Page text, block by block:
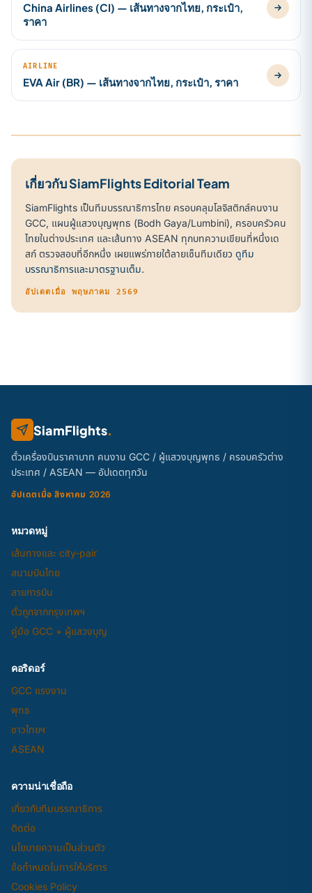
China Airlines (CI) — เส้นทางจากไทย, กระเป๋า,
ราคา
AIRLINE
EVA Air (BR) — เส้นทางจากไทย, กระเป๋า, ราคา
เกี่ยวกับ SiamFlights Editorial Team
SiamFlights เป็นทีมบรรณาธิการไทย ครอบคลุมโลจิสติกส์คนงาน
GCC, แผนผู้แสวงบุญพุทธ (Bodh Gaya/Lumbini), ครอบครัวคน
ไทยในต่างประเทศ และเส้นทาง ASEAN ทุกบทความเขียนที่หนึ่งเด
สก์ ตรวจสอบที่อีกหนึ่ง เผยแพร่ภายใต้ลายเซ็นทีมเดียว ดูทีม
บรรณาธิการและมาตรฐานเต็ม.
อัปเดตเมื่อ พฤษภาคม 2569
SiamFlights.
ตั๋วเครื่องบินราคาบาท คนงาน GCC / ผู้แสวงบุญพุทธ / ครอบครัวต่าง
ประเทศ / ASEAN — อัปเดตทุกวัน
อัปเดตเมื่อ สิงหาคม 2026
หมวดหมู่
เส้นทางและ city-pair
สนามบินไทย
สายการบิน
ตั๋วถูกจากกรุงเทพฯ
คู่มือ GCC + ผู้แสวงบุญ
คอริดอร์
GCC แรงงาน
พุทธ
ชาวไทยฯ
ASEAN
ความน่าเชื่อถือ
เกี่ยวกับทีมบรรณาธิการ
ติดต่อ
นโยบายความเป็นส่วนตัว
ข้อกำหนดในการให้บริการ
Cookies Policy